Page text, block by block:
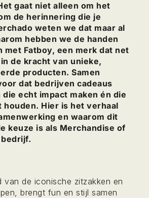
gaat niet alleen om het
de herinnering die je
weten we dat maar al
hebben we de handen
met Fatboy, een merk dat net
de kracht van unieke,
producten. Samen
dat bedrijven cadeaus
echt impact maken én die
houden. Hier is het verhaal
en waarom dit
keuze is als Merchandise of
van de iconische zitzakken en
brengt fun en stijl samen